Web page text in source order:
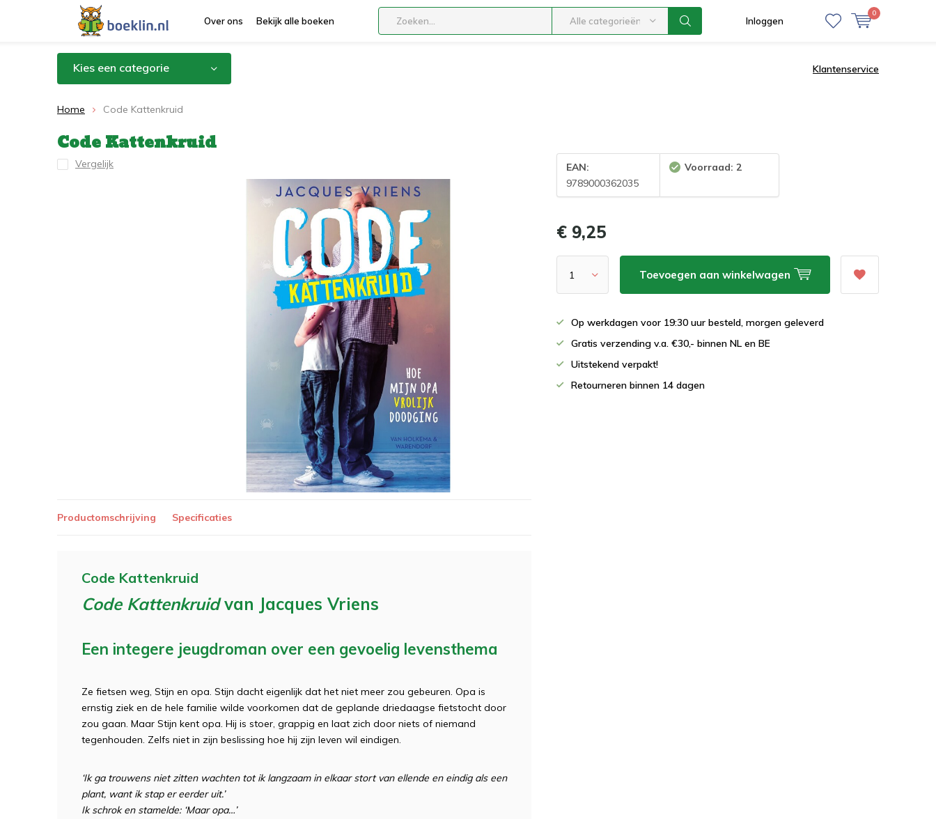
Over ons Bekijk alle boeken Alle categorieën Inloggen
0
Kies een categorie Klantenservice
Home Code Kattenkruid
Code Kattenkruid
Vergelijk
EAN:
9789000362035
Voorraad: 2
€ 9,25
Toevoegen aan winkelwagen
Op werkdagen voor 19:30 uur besteld, morgen geleverd
Gratis verzending v.a. €30,- binnen NL en BE
Uitstekend verpakt!
Retourneren binnen 14 dagen
Productomschrijving Specificaties
Code Kattenkruid
Code Kattenkruidvan Jacques Vriens
Een integere jeugdroman over een gevoelig levensthema
Ze fietsen weg, Stijn en opa. Stijn dacht eigenlijk dat het niet meer zou gebeuren. Opa is
ernstig ziek en de hele familie wilde voorkomen dat de geplande driedaagse fietstocht door
zou gaan. Maar Stijn kent opa. Hij is stoer, grappig en laat zich door niets of niemand
tegenhouden. Zelfs niet in zijn beslissing hoe hij zijn leven wil eindigen.
‘Ik ga trouwens niet zitten wachten tot ik langzaam in elkaar stort van ellende en eindig als een
plant, want ik stap er eerder uit.’
Ik schrok en stamelde: ‘Maar opa…’